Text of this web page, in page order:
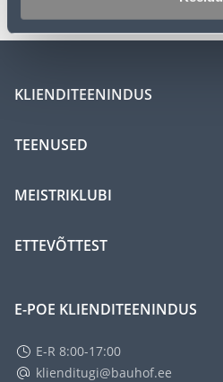
KLIENDITEENINDUS
TEENUSED
MEISTRIKLUBI
ETTEVÕTTEST
E-POE KLIENDITEENINDUS
E-R 8:00-17:00
klienditugi@bauhof.ee